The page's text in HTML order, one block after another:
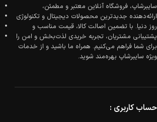
سایبرشاپ، فروشگاه آنلاین معتبر و مطمئن،
ارائه‌دهنده جدیدترین محصولات دیجیتال و تکنولوژی
روز دنیا. با تضمین اصالت کالا، قیمت مناسب و
پشتیبانی مشتریان، تجربه خریدی لذت‌بخش و امن را
برای شما فراهم می‌کنیم. همراه ما باشید و از خدمات
ویژه سایبرشاپ بهره‌مند شوید.
حساب کاربری :